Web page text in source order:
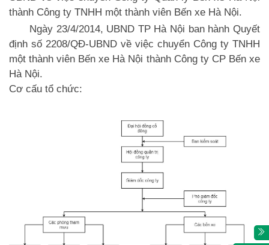
thành Công ty TNHH một thành viên Bến xe Hà Nội.
Ngày 23/4/2014, UBND TP Hà Nội ban hành Quyết
định số 2208/QĐ-UBND về việc chuyển Công ty TNHH
một thành viên Bến xe Hà Nội thành Công ty CP Bến xe
Hà Nội.
Cơ cấu tổ chức: